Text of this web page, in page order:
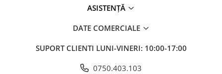
ASISTENȚĂ
DATE COMERCIALE
SUPORT CLIENTI LUNI-VINERI: 10:00-17:00
0750.403.103